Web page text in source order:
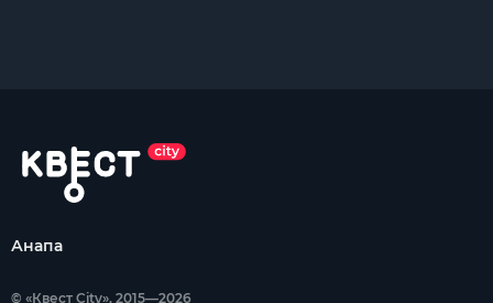
Анапа
© «Квест City», 2015—2026